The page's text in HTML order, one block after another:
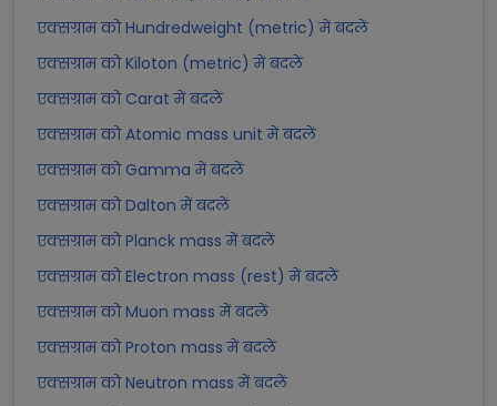
एक्सग्राम को Hundredweight (metric) में बदलें
एक्सग्राम को Kiloton (metric) में बदलें
एक्सग्राम को Carat में बदलें
एक्सग्राम को Atomic mass unit में बदलें
एक्सग्राम को Gamma में बदलें
एक्सग्राम को Dalton में बदलें
एक्सग्राम को Planck mass में बदलें
एक्सग्राम को Electron mass (rest) में बदलें
एक्सग्राम को Muon mass में बदलें
एक्सग्राम को Proton mass में बदलें
एक्सग्राम को Neutron mass में बदलें